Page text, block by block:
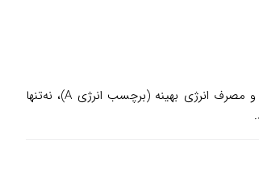
BGLS42230 را با استانداردهای بالای آلمانی طراحی کرده است. موتور HiSpin این مدل با دوام بالا و مصرف انرژی بهینه (برچسب انرژی A)، نه‌تنها